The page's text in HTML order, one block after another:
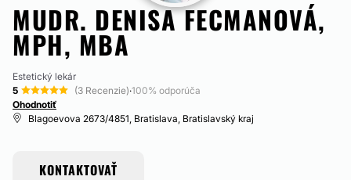
MUDR. DENISA FECMANOVÁ,
MPH, MBA
Estetický lekár
5
(3 Recenzie)·100% odporúča
Ohodnotiť
Blagoevova 2673/4851, Bratislava, Bratislavský kraj
KONTAKTOVAŤ